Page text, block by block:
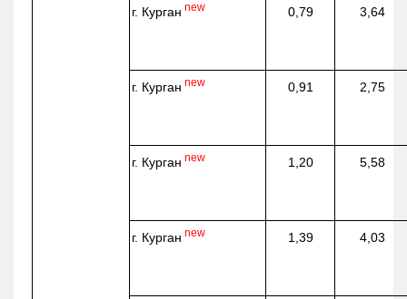
г. Курган new 0,79 3,64
г. Курган new 0,91 2,75
г. Курган new 1,20 5,58
г. Курган new 1,39 4,03